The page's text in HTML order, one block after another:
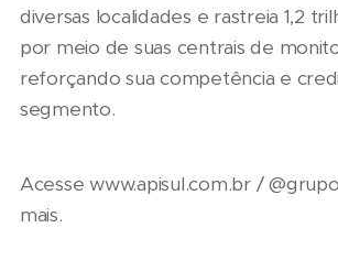
diversas localidades e rastreia 1,2
por meio de suas centrais de
reforçando sua competência e
segmento.
Acesse www.apisul.com.br /
mais.